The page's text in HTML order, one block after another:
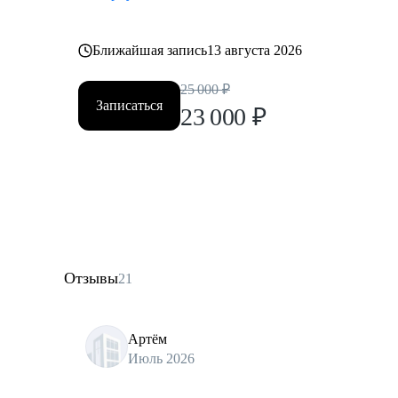
Ближайшая запись13 августа 2026
Записаться
25 000 ₽
23 000 ₽
Отзывы21
Артём
Июль 2026